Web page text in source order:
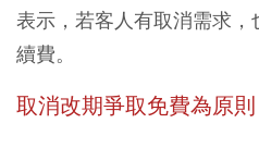
表示，若客人有取消需求
續費。
取消改期爭取免費為原則